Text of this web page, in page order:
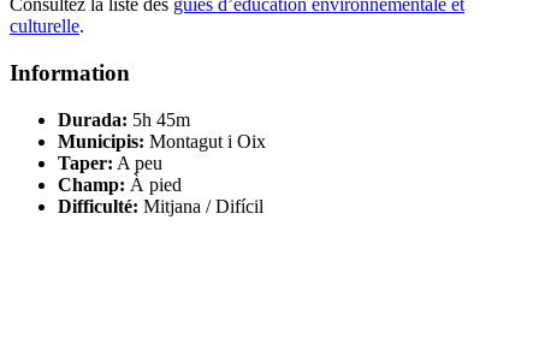
Consultez la liste des guies d’education environnementale et
culturelle.
Information
Durada: 5h 45m
Municipis: Montagut i Oix
Taper: A peu
Champ: À pied
Difficulté: Mitjana / Difícil